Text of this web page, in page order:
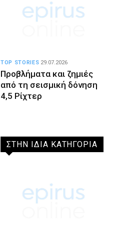
Προβλήματα και ζημιές
από τη σεισμική δόνηση
4,5 Ρίχτερ
TOP STORIES 29.07.2026
ΣΤΗΝ ΙΔΙΑ ΚΑΤΗΓΟΡΙΑ